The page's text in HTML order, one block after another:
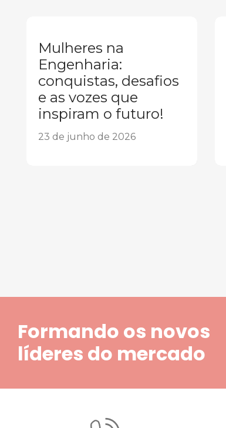
Mulheres na
Engenharia:
conquistas, desafios
e as vozes que
inspiram o futuro!
23 de junho de 2026
Formando os novos
líderes do mercado